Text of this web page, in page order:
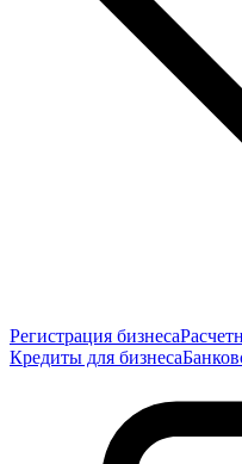
Регистрация бизнеса
Кредиты для бизнеса